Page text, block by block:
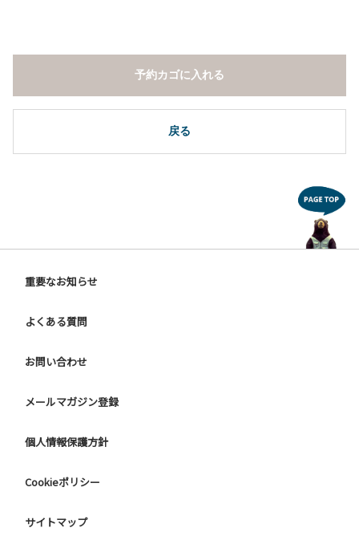
戻る
予約カゴに入れる
重要なお知らせ
よくある質問
お問い合わせ
メールマガジン登録
個人情報保護方針
Cookieポリシー
サイトマップ